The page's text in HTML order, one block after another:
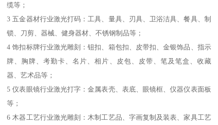
缆等；
3 五金器材行业激光打码：工具、量具、刃具、卫浴洁具、餐具、制
锁、刀剪、器械、健身器材、不锈钢制品等；
4 饰扣标牌行业激光雕刻：钮扣、箱包扣、皮带扣、金银饰品、指示
牌、胸牌、考勤卡、名片、相片、皮包、皮带、笔及笔盒、收藏
器、艺术品等；
5 仪表眼镜行业激光打字：金属表壳、表底、眼镜框、仪器仪表面板
等；
6 木器工艺行业激光雕刻：木制工艺品、字画复制及装表、家具工艺